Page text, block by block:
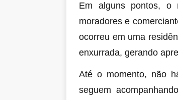
Em alguns pontos, o
moradores e
ocorreu em uma
enxurrada, gerando
Até o momento, não
seguem